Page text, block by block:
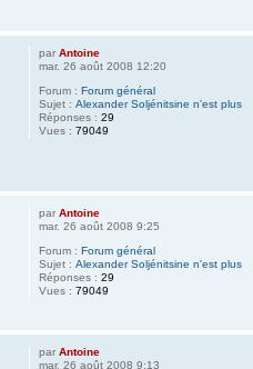
parAntoine
mar. 26 août 2008 12:20
Forum :Forum général
Sujet :Alexander Soljénitsine n'est plus
Réponses :29
Vues :79049
parAntoine
mar. 26 août 2008 9:25
Forum :Forum général
Sujet :Alexander Soljénitsine n'est plus
Réponses :29
Vues :79049
parAntoine
mar. 26 août 2008 9:13